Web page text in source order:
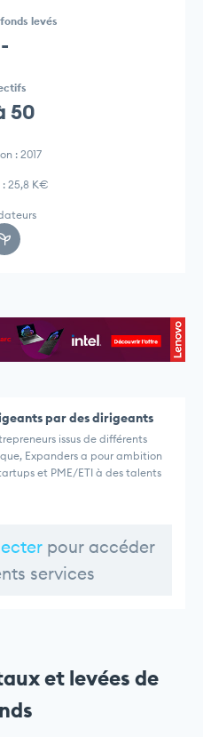
levés
-
50
: 2017
25,8 K€
par des dirigeants
issus de différents
Expanders a pour ambition
et PME/ETI à des talents
pour accéder
services
et levées de